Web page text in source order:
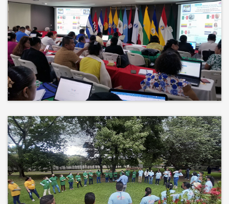
No hay mejor techo que el cielo ni
mejor decorado que la naturaleza.
Más que un auditorio, el corazón
de tu evento